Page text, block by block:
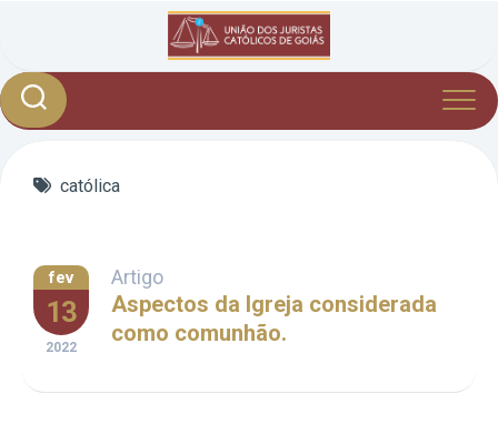
católica
fev
13
2022
Artigo
Aspectos da Igreja considerada
como comunhão.